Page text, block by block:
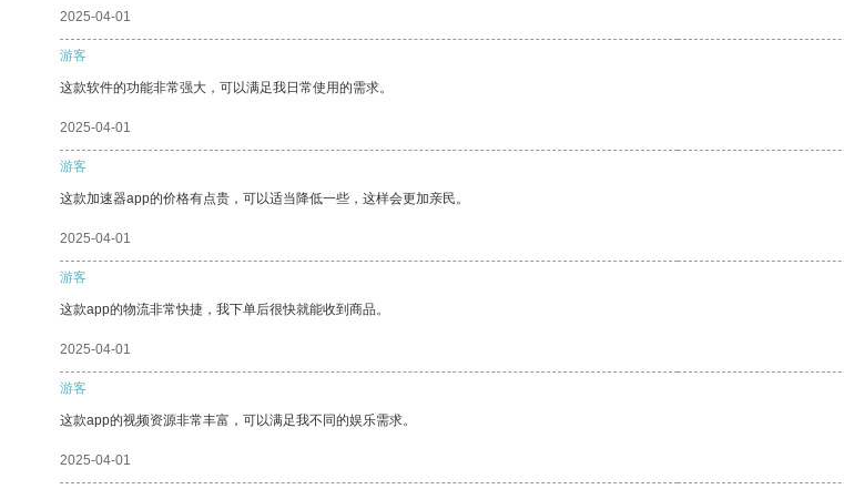
2025-04-01
游客
这款软件的功能非常强大，可以满足我日常使用的需求。
2025-04-01
游客
这款加速器app的价格有点贵，可以适当降低一些，这样会更加亲民。
2025-04-01
游客
这款app的物流非常快捷，我下单后很快就能收到商品。
2025-04-01
游客
这款app的视频资源非常丰富，可以满足我不同的娱乐需求。
2025-04-01